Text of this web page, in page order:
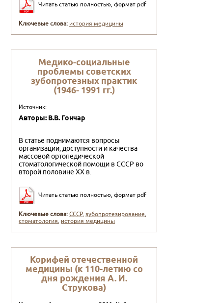
Читать статью полностью, формат pdf
Ключевые слова: история медицины
Медико-социальные
проблемы советских
зубопротезных практик
(1946- 1991 гг.)
Источник:
Авторы: В.В. Гончар
В статье поднимаются вопросы
организации, доступности и качества
массовой ортопедической
стоматологической помощи в СССР во
второй половине XX в.
Читать статью полностью, формат pdf
Ключевые слова:СССР,зубопротезирование,
стоматология, история медицины
Корифей отечественной
медицины (к 110-летию со
дня рождения А. И.
Струкова)